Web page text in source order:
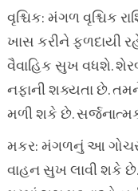
વૃશ્ચિક: મંગળ વૃશ્ચિક
ખાસ કરીને
વૈવાહિક સુખ વધશે.
નફાની શક્યતા છે.
મળી શકે છે.
મકર: મંગળનું આ ગોચર
વાહન સુખ લાવી શકે